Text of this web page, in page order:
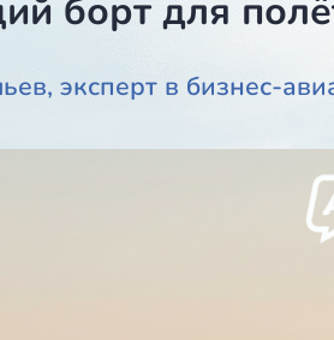
борт для
эксперт в бизнес-